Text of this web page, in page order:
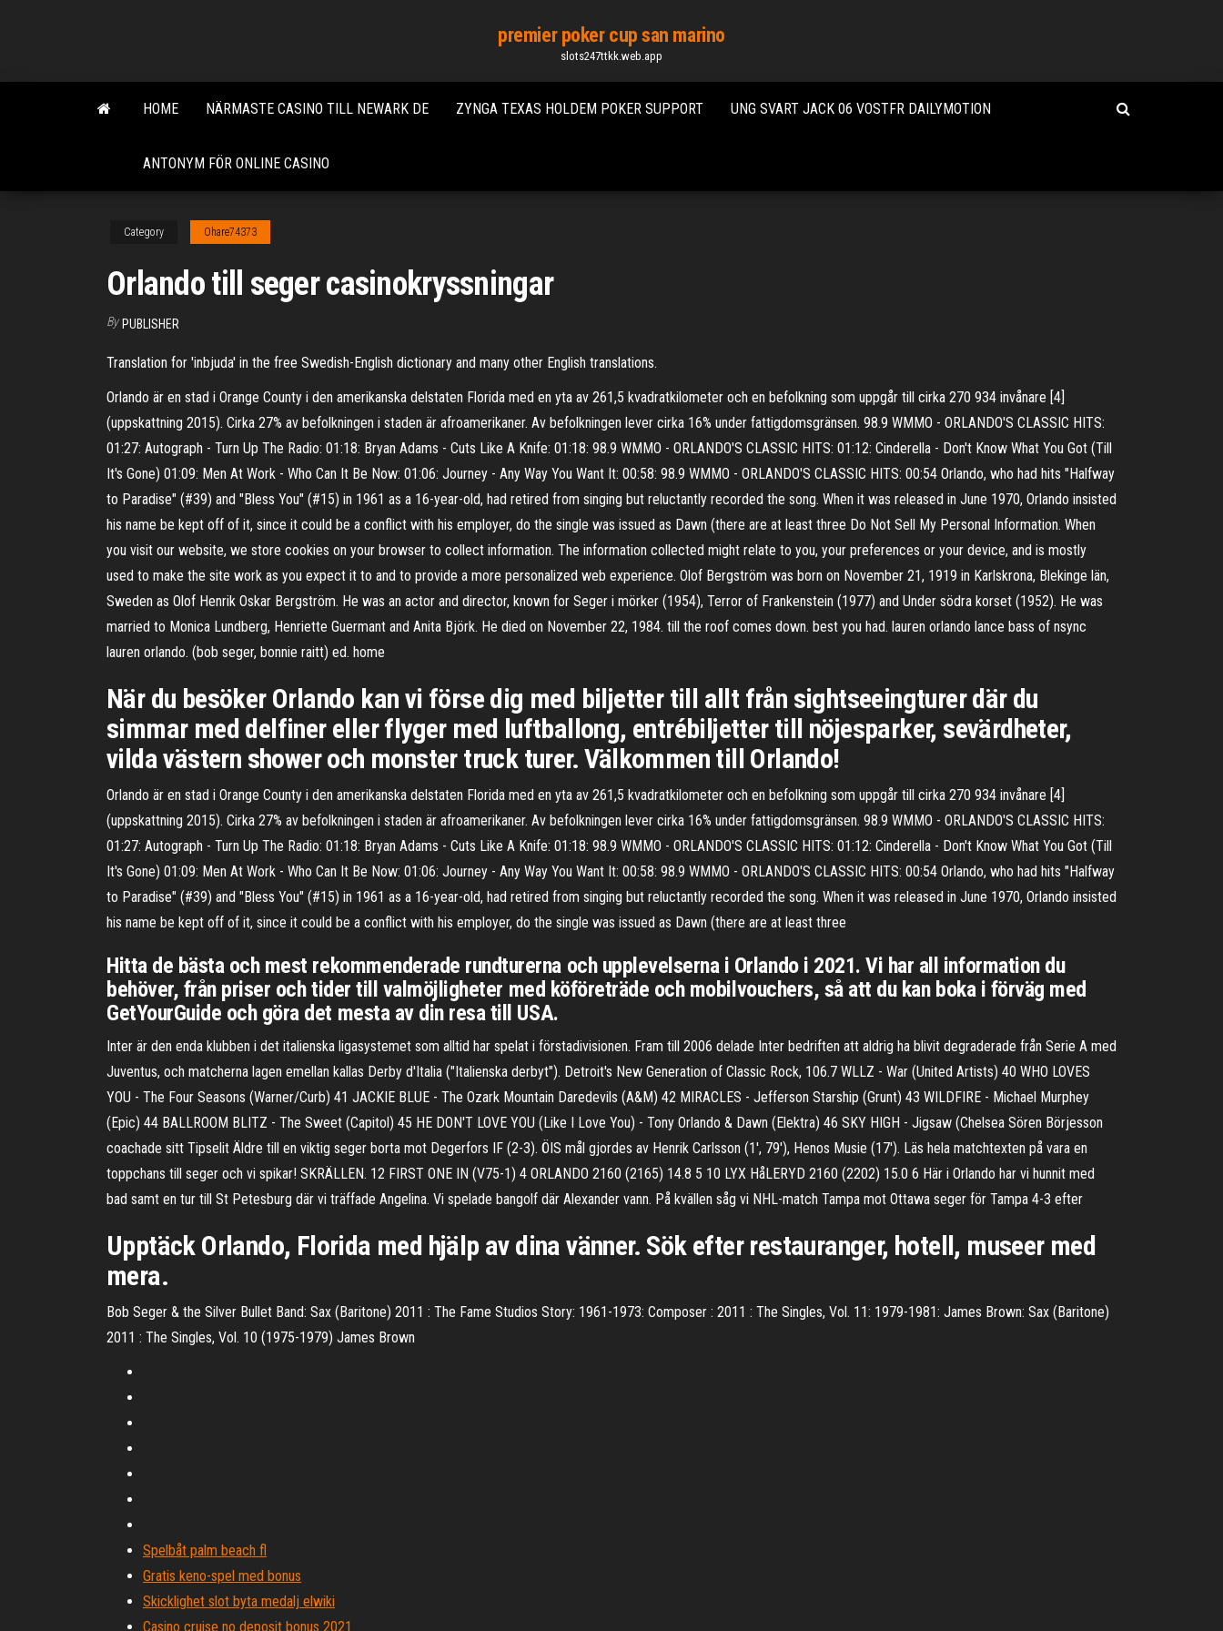
content
premier poker cup san marino
slots247ttkk.web.app
HOME NÄRMASTE CASINO TILL NEWARK DE ZYNGA TEXAS HOLDEM POKER SUPPORT UNG SVART JACK 06 VOSTFR DAILYMOTION
ANTONYM FÖR ONLINE CASINO
Category Ohare74373
Orlando till seger casinokryssningar
By PUBLISHER
Translation for 'inbjuda' in the free Swedish-English dictionary and many other English translations.
Orlando är en stad i Orange County i den amerikanska delstaten Florida med en yta av 261,5 kvadratkilometer och en befolkning som uppgår till cirka 270 934 invånare [4]
(uppskattning 2015). Cirka 27% av befolkningen i staden är afroamerikaner. Av befolkningen lever cirka 16% under fattigdomsgränsen. 98.9 WMMO - ORLANDO'S CLASSIC HITS:
01:27: Autograph - Turn Up The Radio: 01:18: Bryan Adams - Cuts Like A Knife: 01:18: 98.9 WMMO - ORLANDO'S CLASSIC HITS: 01:12: Cinderella - Don't Know What You Got (Till
It's Gone) 01:09: Men At Work - Who Can It Be Now: 01:06: Journey - Any Way You Want It: 00:58: 98.9 WMMO - ORLANDO'S CLASSIC HITS: 00:54 Orlando, who had hits "Halfway
to Paradise" (#39) and "Bless You" (#15) in 1961 as a 16-year-old, had retired from singing but reluctantly recorded the song. When it was released in June 1970, Orlando insisted
his name be kept off of it, since it could be a conflict with his employer, do the single was issued as Dawn (there are at least three Do Not Sell My Personal Information. When
you visit our website, we store cookies on your browser to collect information. The information collected might relate to you, your preferences or your device, and is mostly
used to make the site work as you expect it to and to provide a more personalized web experience. Olof Bergström was born on November 21, 1919 in Karlskrona, Blekinge län,
Sweden as Olof Henrik Oskar Bergström. He was an actor and director, known for Seger i mörker (1954), Terror of Frankenstein (1977) and Under södra korset (1952). He was
married to Monica Lundberg, Henriette Guermant and Anita Björk. He died on November 22, 1984. till the roof comes down. best you had. lauren orlando lance bass of nsync
lauren orlando. (bob seger, bonnie raitt) ed. home
När du besöker Orlando kan vi förse dig med biljetter till allt från sightseeingturer där du
simmar med delfiner eller flyger med luftballong, entrébiljetter till nöjesparker, sevärdheter,
vilda västern shower och monster truck turer. Välkommen till Orlando!
Orlando är en stad i Orange County i den amerikanska delstaten Florida med en yta av 261,5 kvadratkilometer och en befolkning som uppgår till cirka 270 934 invånare [4]
(uppskattning 2015). Cirka 27% av befolkningen i staden är afroamerikaner. Av befolkningen lever cirka 16% under fattigdomsgränsen. 98.9 WMMO - ORLANDO'S CLASSIC HITS:
01:27: Autograph - Turn Up The Radio: 01:18: Bryan Adams - Cuts Like A Knife: 01:18: 98.9 WMMO - ORLANDO'S CLASSIC HITS: 01:12: Cinderella - Don't Know What You Got (Till
It's Gone) 01:09: Men At Work - Who Can It Be Now: 01:06: Journey - Any Way You Want It: 00:58: 98.9 WMMO - ORLANDO'S CLASSIC HITS: 00:54 Orlando, who had hits "Halfway
to Paradise" (#39) and "Bless You" (#15) in 1961 as a 16-year-old, had retired from singing but reluctantly recorded the song. When it was released in June 1970, Orlando insisted
his name be kept off of it, since it could be a conflict with his employer, do the single was issued as Dawn (there are at least three
Hitta de bästa och mest rekommenderade rundturerna och upplevelserna i Orlando i 2021. Vi har all information du
behöver, från priser och tider till valmöjligheter med köföreträde och mobilvouchers, så att du kan boka i förväg med
GetYourGuide och göra det mesta av din resa till USA.
Inter är den enda klubben i det italienska ligasystemet som alltid har spelat i förstadivisionen. Fram till 2006 delade Inter bedriften att aldrig ha blivit degraderade från Serie A med
Juventus, och matcherna lagen emellan kallas Derby d'Italia ("Italienska derbyt"). Detroit's New Generation of Classic Rock, 106.7 WLLZ - War (United Artists) 40 WHO LOVES
YOU - The Four Seasons (Warner/Curb) 41 JACKIE BLUE - The Ozark Mountain Daredevils (A&M) 42 MIRACLES - Jefferson Starship (Grunt) 43 WILDFIRE - Michael Murphey
(Epic) 44 BALLROOM BLITZ - The Sweet (Capitol) 45 HE DON'T LOVE YOU (Like I Love You) - Tony Orlando & Dawn (Elektra) 46 SKY HIGH - Jigsaw (Chelsea Sören Börjesson
coachade sitt Tipselit Äldre till en viktig seger borta mot Degerfors IF (2-3). ÖIS mål gjordes av Henrik Carlsson (1', 79'), Henos Musie (17'). Läs hela matchtexten på vara en
toppchans till seger och vi spikar! SKRÄLLEN. 12 FIRST ONE IN (V75-1) 4 ORLANDO 2160 (2165) 14.8 5 10 LYX HåLERYD 2160 (2202) 15.0 6 Här i Orlando har vi hunnit med
bad samt en tur till St Petesburg där vi träffade Angelina. Vi spelade bangolf där Alexander vann. På kvällen såg vi NHL-match Tampa mot Ottawa seger för Tampa 4-3 efter
Upptäck Orlando, Florida med hjälp av dina vänner. Sök efter restauranger, hotell, museer med
mera.
Bob Seger & the Silver Bullet Band: Sax (Baritone) 2011 : The Fame Studios Story: 1961-1973: Composer : 2011 : The Singles, Vol. 11: 1979-1981: James Brown: Sax (Baritone)
2011 : The Singles, Vol. 10 (1975-1979) James Brown
Spelbåt palm beach fl
Gratis keno-spel med bonus
Skicklighet slot byta medalj elwiki
Casino cruise no deposit bonus 2021